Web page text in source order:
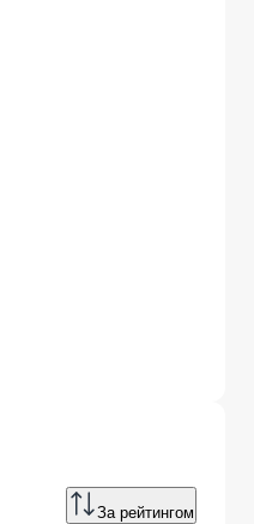
За рейтингом